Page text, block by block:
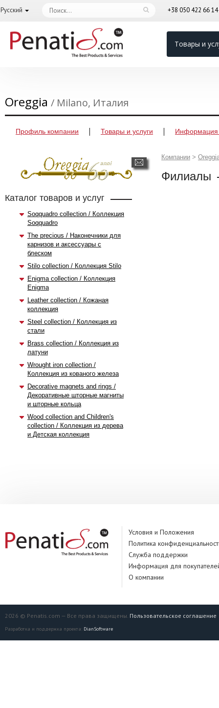
Русский +38 050 422 66 14
Товары и
Oreggia / Milano, Италия
Профиль компании Товары и услуги Информация
Каталог товаров и услуг
Soqquadro collection / Коллекция
Soqquadro
The precious / Наконечники для
карнизов и аксессуары с
блеском
Stilo collection / Коллекция Stilo
Enigma collection / Коллекция
Enigma
Leather collection / Кожаная
коллекция
Steel collection / Коллекция из
стали
Brass collection / Коллекция из
латуни
Wrought iron collection /
Коллекция из кованого железа
Decorative magnets and rings /
Декоративные шторные магниты
и шторные кольца
Wood collection and Children's
collection / Коллекция из дерева
и Детская коллекция
Компании >
Филиалы
Условия и Положения
Политика
Служба поддержки
Информация для
О компании
2026 © Penatis.com — Все права защищены. Пользовательское соглашение
Разработка и поддержка проекта: DianSoftware